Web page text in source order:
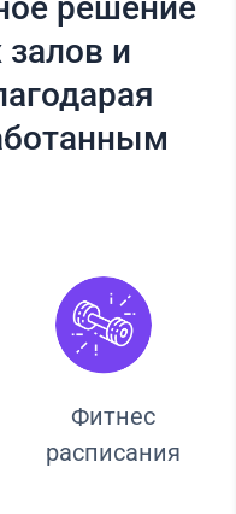
решение
и
Фитнес
расписания